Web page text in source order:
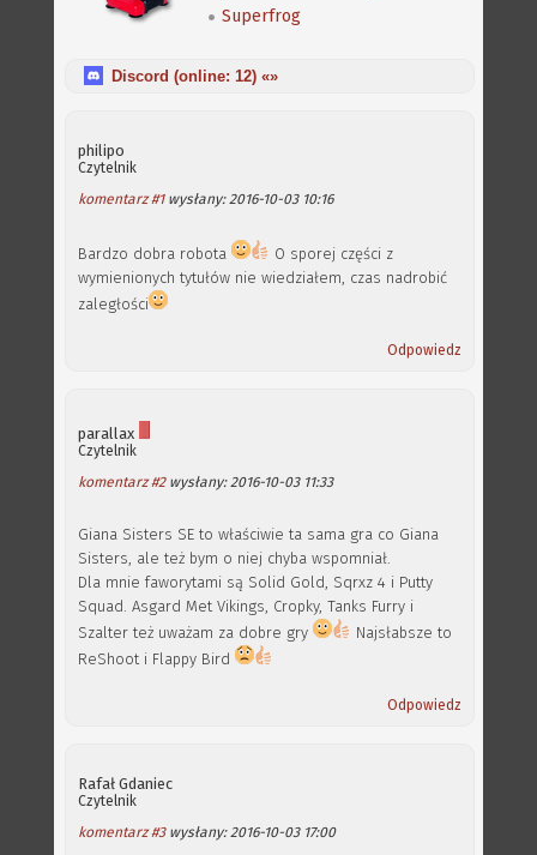
Superfrog
Discord (online: 12) «»
philipo
Czytelnik
komentarz #1wysłany: 2016-10-03 10:16
Bardzo dobra robota
O sporej części z
wymienionych tytułów nie wiedziałem, czas nadrobić
zaległości
Odpowiedz
parallax
Czytelnik
komentarz #2wysłany: 2016-10-03 11:33
Giana Sisters SE to właściwie ta sama gra co Giana
Sisters, ale też bym o niej chyba wspomniał.
Dla mnie faworytami są Solid Gold, Sqrxz 4 i Putty
Squad. Asgard Met Vikings, Cropky, Tanks Furry i
Szalter też uważam za dobre gry
Najsłabsze to
ReShoot i Flappy Bird
Odpowiedz
Rafał Gdaniec
Czytelnik
komentarz #3wysłany: 2016-10-03 17:00